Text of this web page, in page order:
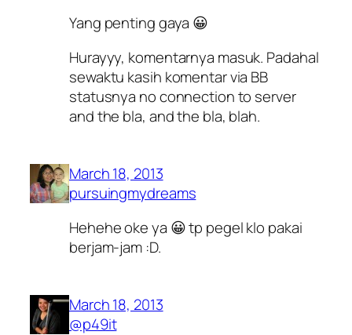
Yang penting gaya 😀
Hurayyy, komentarnya masuk. Padahal
sewaktu kasih komentar via BB
statusnya no connection to server
and the bla, and the bla, blah.
March 18, 2013
pursuingmydreams
Hehehe oke ya 😀 tp pegel klo pakai
berjam-jam :D.
March 18, 2013
@p49it